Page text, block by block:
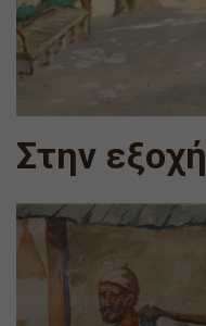
Στην εξοχή